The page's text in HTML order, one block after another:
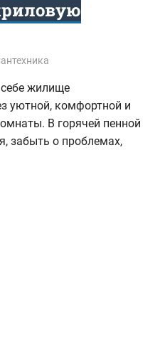
жилище
уютной, комфортной и
В горячей пенной
забыть о проблемах,